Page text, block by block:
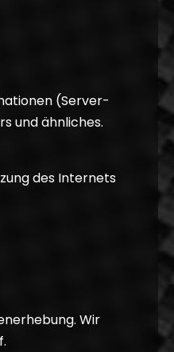
(Server-
und ähnliches.
des Internets
Wir